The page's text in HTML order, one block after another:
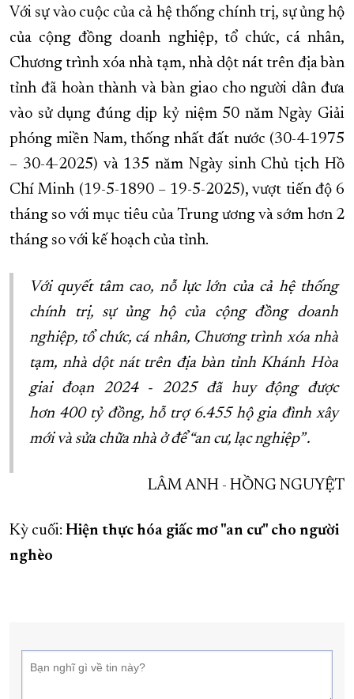
Với sự vào cuộc của cả hệ thống chính trị, sự ủng hộ
của cộng đồng doanh nghiệp, tổ chức, cá nhân,
Chương trình xóa nhà tạm, nhà dột nát trên địa bàn
tỉnh đã hoàn thành và bàn giao cho người dân đưa
vào sử dụng đúng dịp kỷ niệm 50 năm Ngày Giải
phóng miền Nam, thống nhất đất nước (30-4-1975
– 30-4-2025) và 135 năm Ngày sinh Chủ tịch Hồ
Chí Minh (19-5-1890 – 19-5-2025), vượt tiến độ 6
tháng so với mục tiêu của Trung ương và sớm hơn 2
tháng so với kế hoạch của tỉnh.
Với quyết tâm cao, nỗ lực lớn của cả hệ thống
chính trị, sự ủng hộ của cộng đồng doanh
nghiệp, tổ chức, cá nhân, Chương trình xóa nhà
tạm, nhà dột nát trên địa bàn tỉnh Khánh Hòa
giai đoạn 2024 - 2025 đã huy động được
hơn 400 tỷ đồng, hỗ trợ 6.455 hộ gia đình xây
mới và sửa chữa nhà ở để “an cư, lạc nghiệp”.
LÂM ANH - HỒNG NGUYỆT
Kỳ cuối: Hiện thực hóa giấc mơ "an cư" cho người
nghèo